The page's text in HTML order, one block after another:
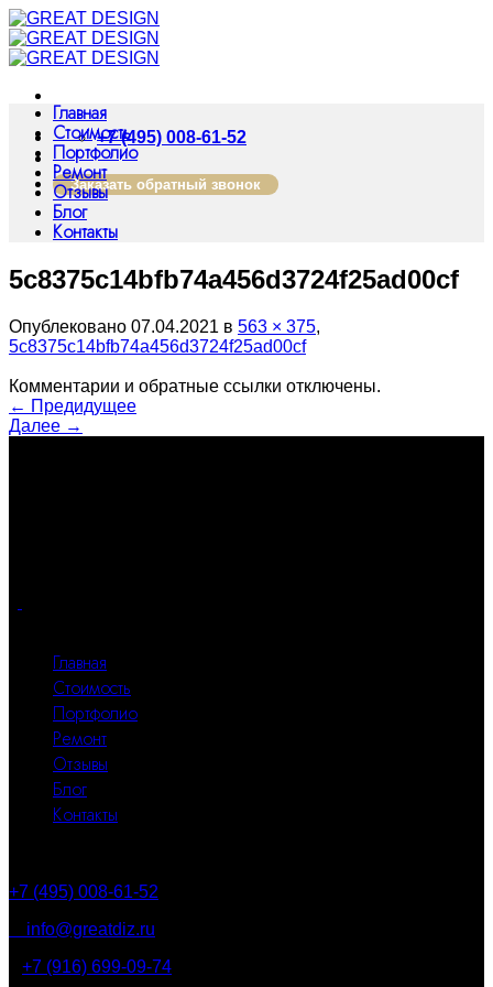
Skip
to
content
+7 (495) 008-61-52
Заказать обратный звонок
Главная
Стоимость
Портфолио
Ремонт
Отзывы
Блог
Контакты
5c8375c14bfb74a456d3724f25ad00cf
Опублековано 07.04.2021 в 563 × 375,
5c8375c14bfb74a456d3724f25ad00cf
Комментарии и обратные ссылки отключены.
← Предидущее
Далее →
Главная
Стоимость
Портфолио
Ремонт
Отзывы
Блог
Контакты
+7 (495) 008-61-52
info@greatdiz.ru
+7 (916) 699-09-74